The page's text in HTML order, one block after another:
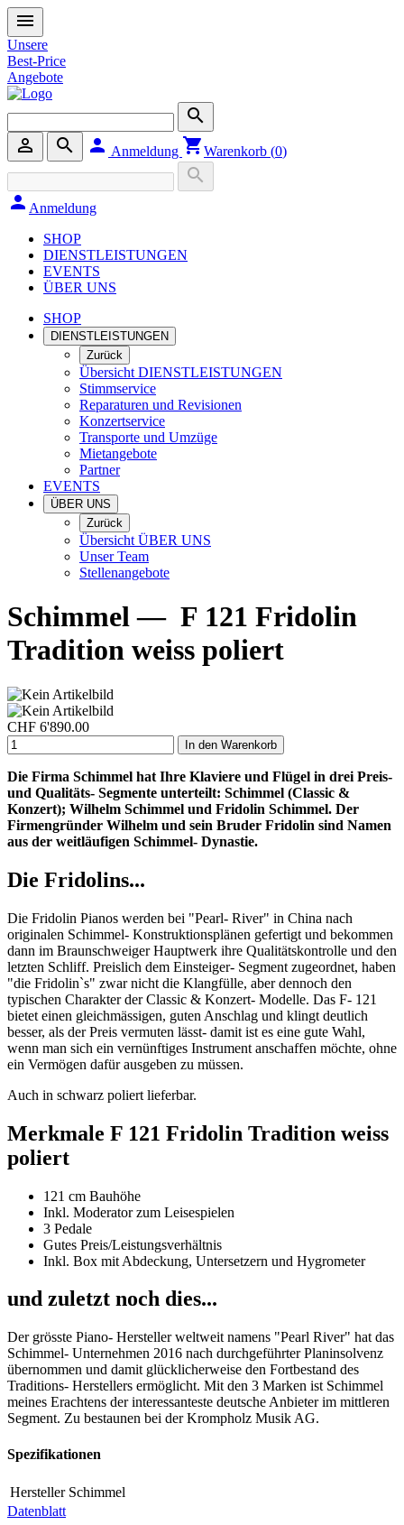
menu
Unsere
Best-Price
Angebote
search
person_outline
search person Anmeldung shopping_cartWarenkorb (0)
search
person Anmeldung
SHOP
DIENSTLEISTUNGEN
EVENTS
ÜBER UNS
SHOP
DIENSTLEISTUNGEN
Zurück
Übersicht DIENSTLEISTUNGEN
Stimmservice
Reparaturen und Revisionen
Konzertservice
Transporte und Umzüge
Mietangebote
Partner
EVENTS
ÜBER UNS
Zurück
Übersicht ÜBER UNS
Unser Team
Stellenangebote
Schimmel— F 121 Fridolin
Tradition weiss poliert
CHF 6'890.00
In den Warenkorb
Die Firma Schimmel hat Ihre Klaviere und Flügel in drei Preis-
und Qualitäts- Segmente unterteilt: Schimmel (Classic &
Konzert); Wilhelm Schimmel und Fridolin Schimmel. Der
Firmengründer Wilhelm und sein Bruder Fridolin sind Namen
aus der weitläufigen Schimmel- Dynastie.
Die Fridolins...
Die Fridolin Pianos werden bei "Pearl- River" in China nach
originalen Schimmel- Konstruktionsplänen gefertigt und bekommen
dann im Braunschweiger Hauptwerk ihre Qualitätskontrolle und den
letzten Schliff. Preislich dem Einsteiger- Segment zugeordnet, haben
"die Fridolin`s" zwar nicht die Klangfülle, aber dennoch den
typischen Charakter der Classic & Konzert- Modelle. Das F- 121
bietet einen gleichmässigen, guten Anschlag und klingt deutlich
besser, als der Preis vermuten lässt- damit ist es eine gute Wahl,
wenn man sich ein vernünftiges Instrument anschaffen möchte, ohne
ein Vermögen dafür ausgeben zu müssen.
Auch in schwarz poliert lieferbar.
Merkmale F 121 Fridolin Tradition weiss
poliert
121 cm Bauhöhe
Inkl. Moderator zum Leisespielen
3 Pedale
Gutes Preis/Leistungsverhältnis
Inkl. Box mit Abdeckung, Untersetzern und Hygrometer
und zuletzt noch dies...
Der grösste Piano- Hersteller weltweit namens "Pearl River" hat das
Schimmel- Unternehmen 2016 nach durchgeführter Planinsolvenz
übernommen und damit glücklicherweise den Fortbestand des
Traditions- Herstellers ermöglicht. Mit den 3 Marken ist Schimmel
meines Erachtens der interessanteste deutsche Anbieter im mittleren
Segment. Zu bestaunen bei der Krompholz Musik AG.
Spezifikationen
Hersteller Schimmel
Datenblatt